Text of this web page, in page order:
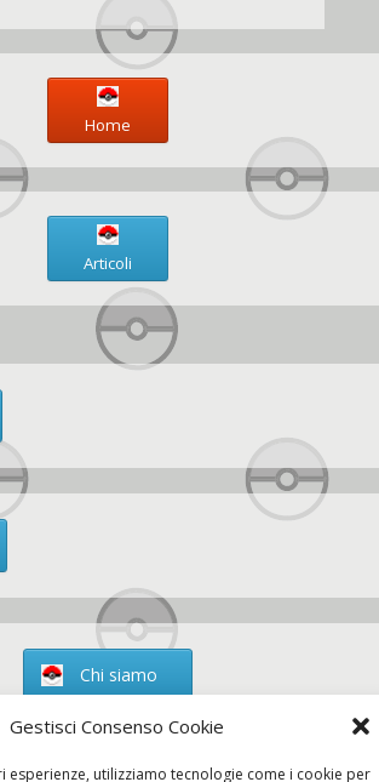
Gestisci Consenso Cookie
esperienze, utilizziamo tecnologie come i cookie per
Home
Articoli
Chi siamo